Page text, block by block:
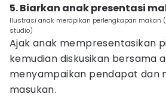
5. Biarkan anak presentasi
Ilustrasi anak merapikan perlengkapan makan
studio)
Ajak anak mempresentasikan
kemudian diskusikan bersama
menyampaikan pendapat dan
masukan.